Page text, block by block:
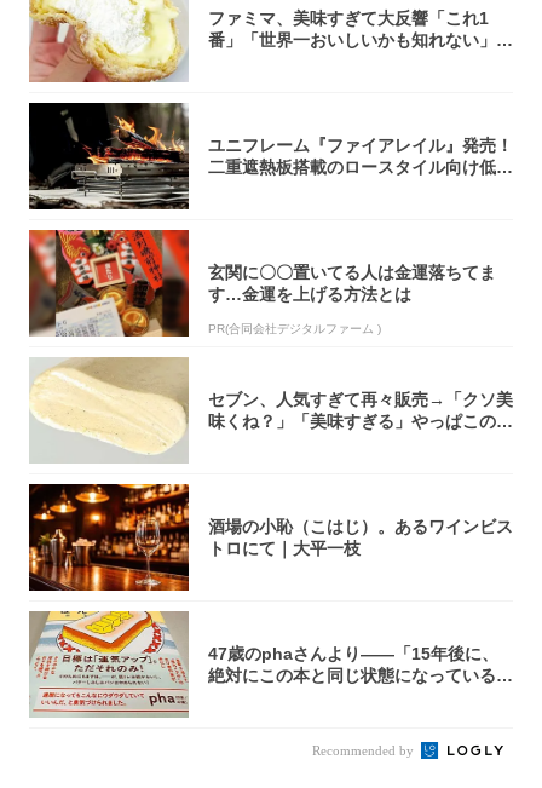
ファミマ、美味すぎて大反響「これ1
番」「世界一おいしいかも知れない」
ユニフレーム『ファイアレイル』発売！
二重遮熱板搭載のロースタイル向け低型
玄関に〇〇置いてる人は金運落ちてま
す…金運を上げる方法とは
PR(合同会社デジタルファーム )
セブン、人気すぎて再々販売→「クソ美
味くね？」「美味すぎる」やっぱこのク
酒場の小恥（こはじ）。あるワインビス
トロにて｜大平一枝
47歳のphaさんより――「15年後に、
絶対にこの本と同じ状態になっている自
Recommended by